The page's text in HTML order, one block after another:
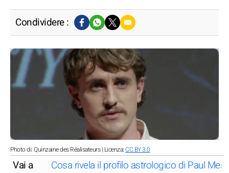
Condividere :
Photo di: Quinzaine des Réalisateurs | Licenza:CC BY 3.0
Vai a Cosa rivela il profilo astrologico di Paul